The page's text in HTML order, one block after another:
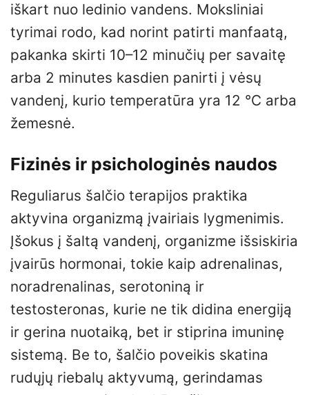
iškart nuo ledinio vandens. Moksliniai
tyrimai rodo, kad norint patirti manfaatą,
pakanka skirti 10–12 minučių per savaitę
arba 2 minutes kasdien panirti į vėsų
vandenį, kurio temperatūra yra 12 °C arba
žemesnė.
Fizinės ir psichologinės naudos
Reguliarus šalčio terapijos praktika
aktyvina organizmą įvairiais lygmenimis.
Įšokus į šaltą vandenį, organizme išsiskiria
įvairūs hormonai, tokie kaip adrenalinas,
noradrenalinas, serotoniną ir
testosteronas, kurie ne tik didina energiją
ir gerina nuotaiką, bet ir stiprina imuninę
sistemą. Be to, šalčio poveikis skatina
rudųjų riebalų aktyvumą, gerindamas